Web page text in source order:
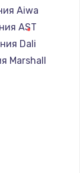
Aiwa
AST
Dali
Marshall
Supra